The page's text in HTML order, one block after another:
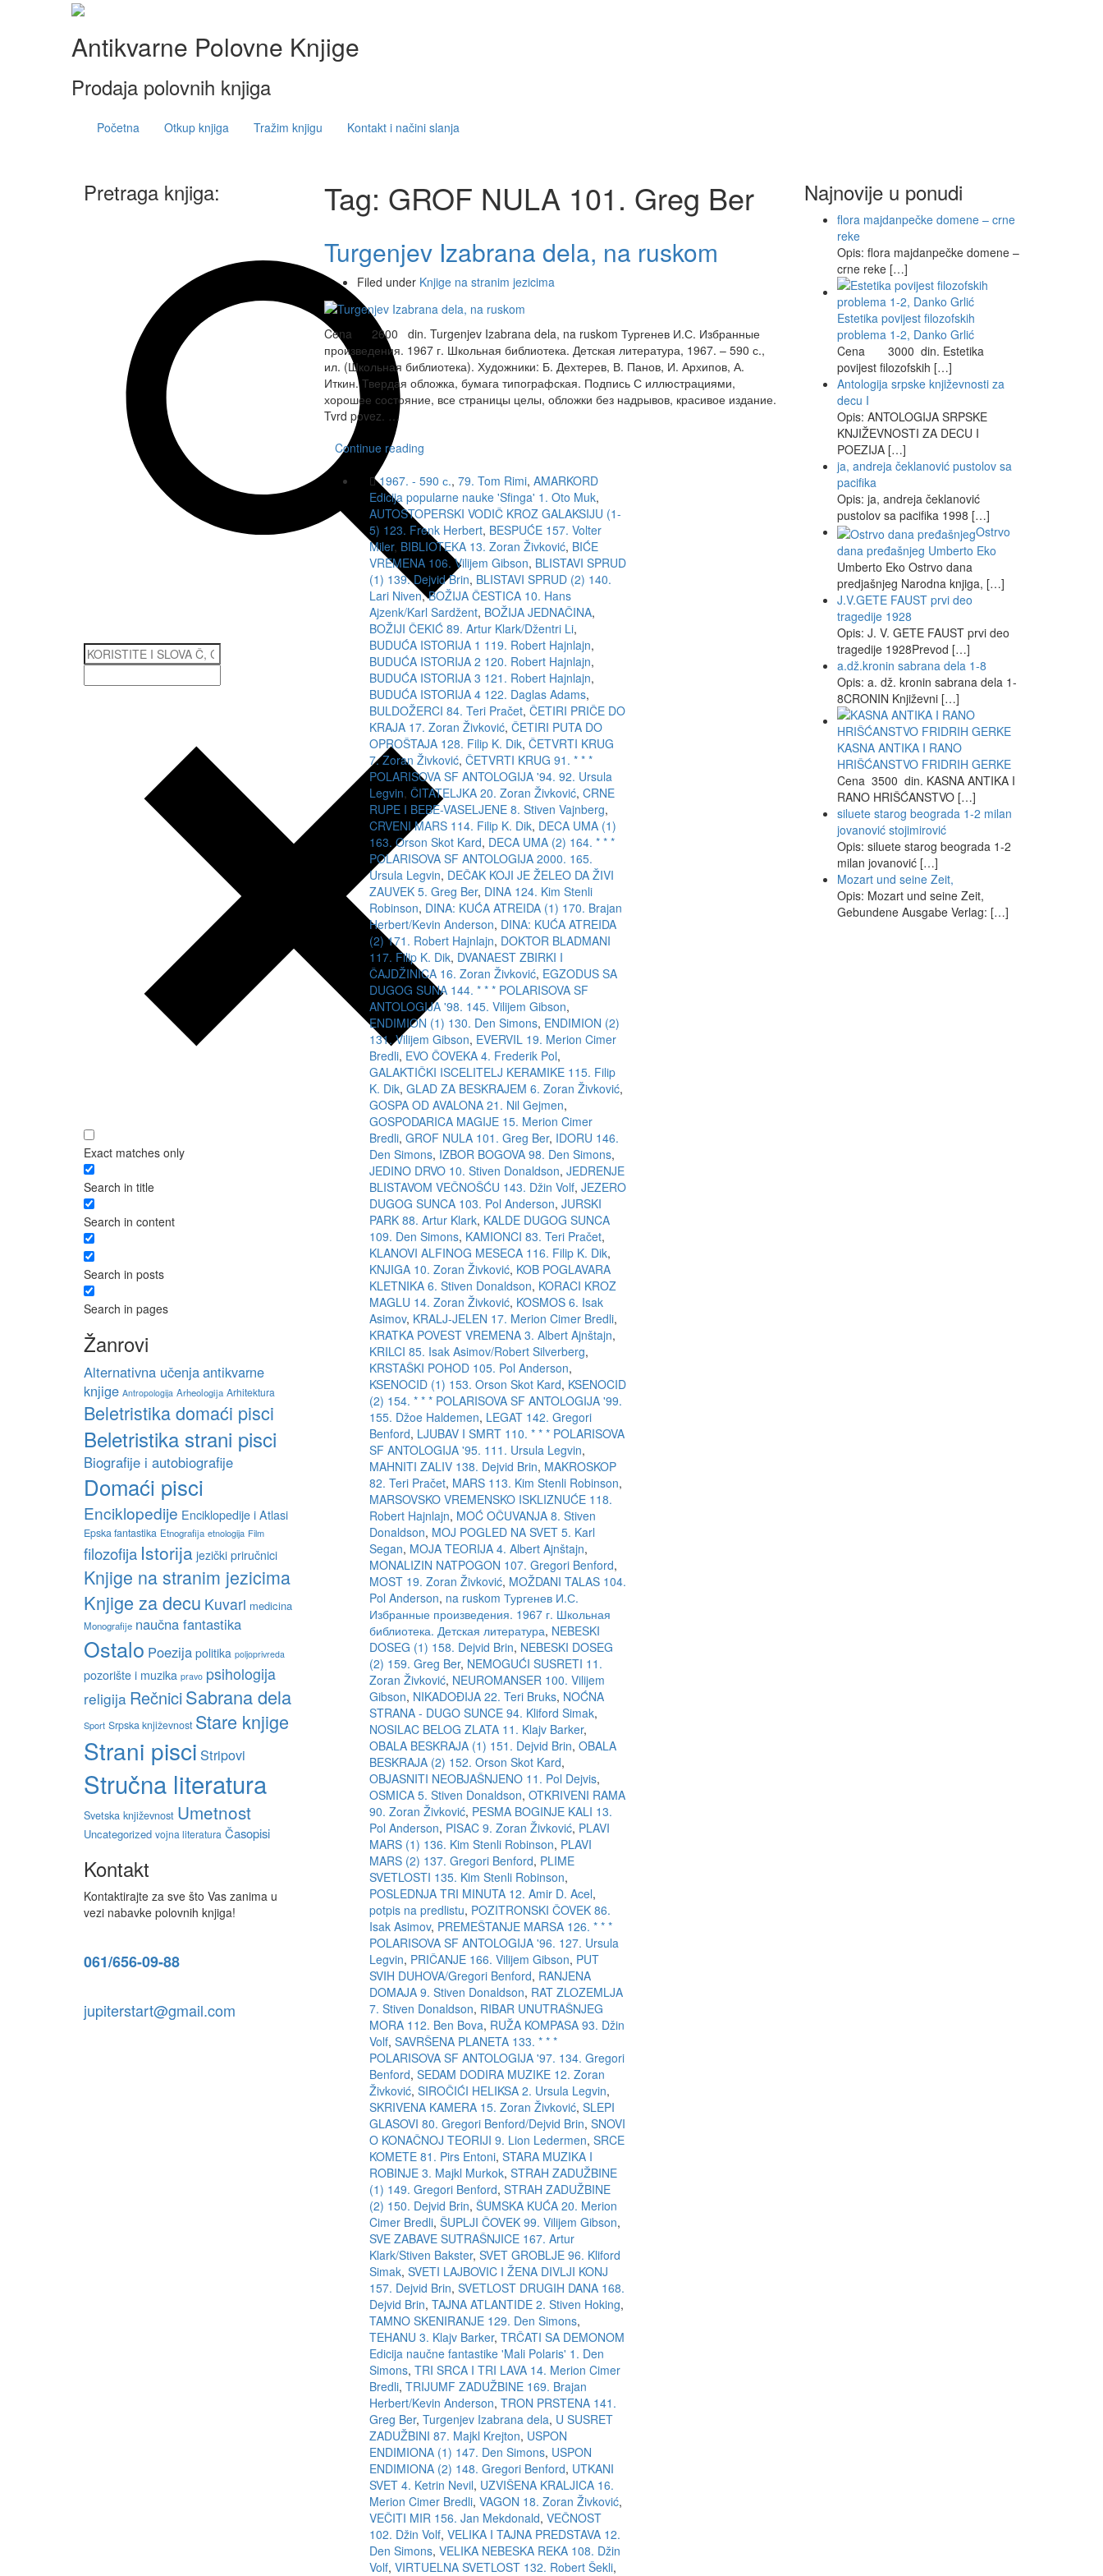
Antikvarne Polovne Knjige
Prodaja polovnih knjiga
Početna Otkup knjiga Tražim knjigu Kontakt i načini slanja
Pretraga knjiga:
Exact matches only
Search in title
Search in content
Search in posts
Search in pages
Žanrovi
Alternativna učenjaantikvarne
knjige Antropologija Arheologija Arhitektura
Beletristika domaći pisci
Beletristika strani pisci
Biografije i autobiografije
Domaći pisci
Enciklopedije Enciklopedije i Atlasi
Epska fantastika Etnografija etnologija Film
filozofija Istorija jezički priručnici
Knjige na stranim jezicima
Knjige za decu Kuvari medicina
Monografije naučna fantastika
Ostalo Poezija politika poljoprivreda
pozorište i muzika pravo psihologija
religija RečniciSabrana dela
Sport Srpska književnost Stare knjige
Strani pisci Stripovi
Stručna literatura
Svetska književnost Umetnost
Uncategorized vojna literatura Časopisi
Kontakt
Kontaktirajte za sve što Vas zanima u
vezi nabavke polovnih knjiga!
061/656-09-88
jupiterstart@gmail.com
Tag: GROF NULA 101. Greg Ber
Turgenjev Izabrana dela, na ruskom
Filed under Knjige na stranim jezicima
Cena 2600 din. Turgenjev Izabrana dela, na ruskom Тургенев И.С. Избранные
произведения. 1967 г. Школьная библиотека. Детская литература, 1967. – 590 с.,
ил. (Школьная библиотека). Художники: Б. Дехтерев, В. Панов, И. Архипов, А.
Иткин. Твердая обложка, бумага типографская. Подпись С иллюстрациями,
хорошее состояние, все страницы целы, обложки без надрывов, красивое издание.
Tvrd povez. …
Continue reading
1967. - 590 с., 79. Tom Rimi, AMARKORD
Edicija popularne nauke 'Sfinga' 1. Oto Muk,
AUTOSTOPERSKI VODIČ KROZ GALAKSIJU (1-
5) 123. Frenk Herbert, BESPUĆE 157. Volter
Miler, BIBLIOTEKA 13. Zoran Živković, BIĆE
VREMENA 106. Vilijem Gibson, BLISTAVI SPRUD
(1) 139. Dejvid Brin, BLISTAVI SPRUD (2) 140.
Lari Niven,BOŽIJA ČESTICA 10. Hans
Ajzenk/Karl Sardžent, BOŽIJA JEDNAČINA,
BOŽIJI ČEKIĆ 89. Artur Klark/Džentri Li,
BUDUĆA ISTORIJA 1 119. Robert Hajnlajn,
BUDUĆA ISTORIJA 2 120. Robert Hajnlajn,
BUDUĆA ISTORIJA 3 121. Robert Hajnlajn,
BUDUĆA ISTORIJA 4 122. Daglas Adams,
BULDOŽERCI 84. Teri Pračet, ČETIRI PRIČE DO
KRAJA 17. Zoran Živković, ČETIRI PUTA DO
OPROŠTAJA 128. Filip K. Dik, ČETVRTI KRUG
7. Zoran Živković, ČETVRTI KRUG 91. * * *
POLARISOVA SF ANTOLOGIJA '94. 92. Ursula
Legvin ČITATELJKA 20. Zoran Živković, CRNE
RUPE I BEBE-VASELJENE 8. Stiven Vajnberg,
CRVENI MARS 114. Filip K. Dik, DECA UMA (1)
163. Orson Skot Kard, DECA UMA (2) 164. * * *
POLARISOVA SF ANTOLOGIJA 2000. 165.
Ursula Legvin, DEČAK KOJI JE ŽELEO DA ŽIVI
ZAUVEK 5. Greg Ber, DINA 124. Kim Stenli
Robinson, DINA: KUĆA ATREIDA (1) 170. Brajan
Herbert/Kevin Anderson, DINA: KUĆA ATREIDA
(2) 171. Robert Hajnlajn, DOKTOR BLADMANI
117. Filip K. Dik, DVANAEST ZBIRKI I
ČAJDŽINICA 16. Zoran Živković, EGZODUS SA
DUGOG SUNA 144. * * * POLARISOVA SF
ANTOLOGIJA '98. 145. Vilijem Gibson,
ENDIMION (1) 130. Den Simons, ENDIMION (2)
131. Vilijem Gibson, EVERVIL 19. Merion Cimer
Bredli, EVO ČOVEKA 4. Frederik Pol,
GALAKTIČKI ISCELITELJ KERAMIKE 115. Filip
K. Dik, GLAD ZA BESKRAJEM 6. Zoran Živković,
GOSPA OD AVALONA 21. Nil Gejmen,
GOSPODARICA MAGIJE 15. Merion Cimer
Bredli, GROF NULA 101. Greg Ber, IDORU 146.
Den Simons, IZBOR BOGOVA 98. Den Simons,
JEDINO DRVO 10. Stiven Donaldson, JEDRENJE
BLISTAVOM VEČNOŠĆU 143. Džin Volf, JEZERO
DUGOG SUNCA 103. Pol Anderson, JURSKI
PARK 88. Artur Klark, KALDE DUGOG SUNCA
109. Den Simons, KAMIONCI 83. Teri Pračet,
KLANOVI ALFINOG MESECA 116. Filip K. Dik,
KNJIGA 10. Zoran Živković, KOB POGLAVARA
KLETNIKA 6. Stiven Donaldson, KORACI KROZ
MAGLU 14. Zoran Živković, KOSMOS 6. Isak
Asimov, KRALJ-JELEN 17. Merion Cimer Bredli,
KRATKA POVEST VREMENA 3. Albert Ajnštajn,
KRILCI 85. Isak Asimov/Robert Silverberg,
KRSTAŠKI POHOD 105. Pol Anderson,
KSENOCID (1) 153. Orson Skot Kard, KSENOCID
(2) 154. * * * POLARISOVA SF ANTOLOGIJA '99.
155. Džoe Haldemen, LEGAT 142. Gregori
Benford, LJUBAV I SMRT 110. * * * POLARISOVA
SF ANTOLOGIJA '95. 111. Ursula Legvin,
MAHNITI ZALIV 138. Dejvid Brin, MAKROSKOP
82. Teri Pračet, MARS 113. Kim Stenli Robinson,
MARSOVSKO VREMENSKO ISKLIZNUĆE 118.
Robert Hajnlajn, MOĆ OČUVANJA 8. Stiven
Donaldson, MOJ POGLED NA SVET 5. Karl
Segan, MOJA TEORIJA 4. Albert Ajnštajn,
MONALIZIN NATPOGON 107. Gregori Benford,
MOST 19. Zoran Živković, MOŽDANI TALAS 104.
Pol Anderson, na ruskom Тургенев И.С.
Избранные произведения. 1967 г. Школьная
библиотека. Детская литература, NEBESKI
DOSEG (1) 158. Dejvid Brin, NEBESKI DOSEG
(2) 159. Greg Ber, NEMOGUĆI SUSRETI 11.
Zoran Živković, NEUROMANSER 100. Vilijem
Gibson, NIKADOĐIJA 22. Teri Bruks, NOĆNA
STRANA - DUGO SUNCE 94. Kliford Simak,
NOSILAC BELOG ZLATA 11. Klajv Barker,
OBALA BESKRAJA (1) 151. Dejvid Brin, OBALA
BESKRAJA (2) 152. Orson Skot Kard,
OBJASNITI NEOBJAŠNJENO 11. Pol Dejvis,
OSMICA 5. Stiven Donaldson, OTKRIVENI RAMA
90. Zoran Živković, PESMA BOGINJE KALI 13.
Pol Anderson, PISAC 9. Zoran Živković, PLAVI
MARS (1) 136. Kim Stenli Robinson, PLAVI
MARS (2) 137. Gregori Benford, PLIME
SVETLOSTI 135. Kim Stenli Robinson,
POSLEDNJA TRI MINUTA 12. Amir D. Acel,
potpis na predlistu, POZITRONSKI ČOVEK 86.
Isak Asimov, PREMEŠTANJE MARSA 126. * * *
POLARISOVA SF ANTOLOGIJA '96. 127. Ursula
Legvin, PRIČANJE 166. Vilijem Gibson, PUT
SVIH DUHOVA/Gregori Benford, RANJENA
DOMAJA 9. Stiven Donaldson, RAT ZLOZEMLJA
7. Stiven Donaldson, RIBAR UNUTRAŠNJEG
MORA 112. Ben Bova, RUŽA KOMPASA 93. Džin
Volf, SAVRŠENA PLANETA 133. * * *
POLARISOVA SF ANTOLOGIJA '97. 134. Gregori
Benford, SEDAM DODIRA MUZIKE 12. Zoran
Živković, SIROČIĆI HELIKSA 2. Ursula Legvin,
SKRIVENA KAMERA 15. Zoran Živković, SLEPI
GLASOVI 80. Gregori Benford/Dejvid Brin, SNOVI
O KONAČNOJ TEORIJI 9. Lion Ledermen, SRCE
KOMETE 81. Pirs Entoni, STARA MUZIKA I
ROBINJE 3. Majkl Murkok, STRAH ZADUŽBINE
(1) 149. Gregori Benford, STRAH ZADUŽBINE
(2) 150. Dejvid Brin, ŠUMSKA KUĆA 20. Merion
Cimer Bredli, ŠUPLJI ČOVEK 99. Vilijem Gibson,
SVE ZABAVE SUTRAŠNJICE 167. Artur
Klark/Stiven Bakster, SVET GROBLJE 96. Kliford
Simak, SVETI LAJBOVIC I ŽENA DIVLJI KONJ
157. Dejvid Brin, SVETLOST DRUGIH DANA 168.
Dejvid Brin, TAJNA ATLANTIDE 2. Stiven Hoking,
TAMNO SKENIRANJE 129. Den Simons,
TEHANU 3. Klajv Barker, TRČATI SA DEMONOM
Edicija naučne fantastike 'Mali Polaris' 1. Den
Simons, TRI SRCA I TRI LAVA 14. Merion Cimer
Bredli, TRIJUMF ZADUŽBINE 169. Brajan
Herbert/Kevin Anderson, TRON PRSTENA 141.
Greg Ber, Turgenjev Izabrana dela, U SUSRET
ZADUŽBINI 87. Majkl Krejton, USPON
ENDIMIONA (1) 147. Den Simons, USPON
ENDIMIONA (2) 148. Gregori Benford, UTKANI
SVET 4. Ketrin Nevil, UZVIŠENA KRALJICA 16.
Merion Cimer Bredli, VAGON 18. Zoran Živković,
VEČITI MIR 156. Jan Mekdonald, VEČNOST
102. Džin Volf, VELIKA I TAJNA PREDSTAVA 12.
Den Simons, VELIKA NEBESKA REKA 108. Džin
Volf, VIRTUELNA SVETLOST 132. Robert Šekli,
Najnovije u ponudi
flora majdanpečke domene – crne
reke
Opis: flora majdanpečke domene –
crne reke […]
Estetika povijest filozofskih
problema 1-2, Danko Grlić
Cena 3000 din. Estetika
povijest filozofskih […]
Antologija srpske književnosti za
decu I
Opis: ANTOLOGIJA SRPSKE
KNJIŽEVNOSTI ZA DECU I
POEZIJA […]
ja, andreja čeklanović pustolov sa
pacifika
Opis: ja, andreja čeklanović
pustolov sa pacifika 1998 […]
Ostrvo
dana pređašnjeg Umberto Eko
Umberto Eko Ostrvo dana
predjašnjeg Narodna knjiga, […]
J.V.GETE FAUST prvi deo
tragedije 1928
Opis: J. V. GETE FAUST prvi deo
tragedije 1928Prevod […]
a.dž.kronin sabrana dela 1-8
Opis: a. dž. kronin sabrana dela 1-
8CRONIN Književni […]
KASNA ANTIKA I RANO
HRIŠĆANSTVO FRIDRIH GERKE
Cena 3500 din. KASNA ANTIKA I
RANO HRIŠĆANSTVO […]
siluete starog beograda 1-2 milan
jovanović stojimirović
Opis: siluete starog beograda 1-2
milan jovanović […]
Mozart und seine Zeit,
Opis: Mozart und seine Zeit,
Gebundene Ausgabe Verlag: […]